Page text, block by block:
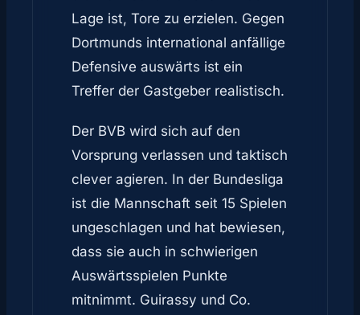
Lage ist, Tore zu erzielen. Gegen
Dortmunds international anfällige
Defensive auswärts ist ein
Treffer der Gastgeber realistisch.
Der BVB wird sich auf den
Vorsprung verlassen und taktisch
clever agieren. In der Bundesliga
ist die Mannschaft seit 15 Spielen
ungeschlagen und hat bewiesen,
dass sie auch in schwierigen
Auswärtsspielen Punkte
mitnimmt. Guirassy und Co.